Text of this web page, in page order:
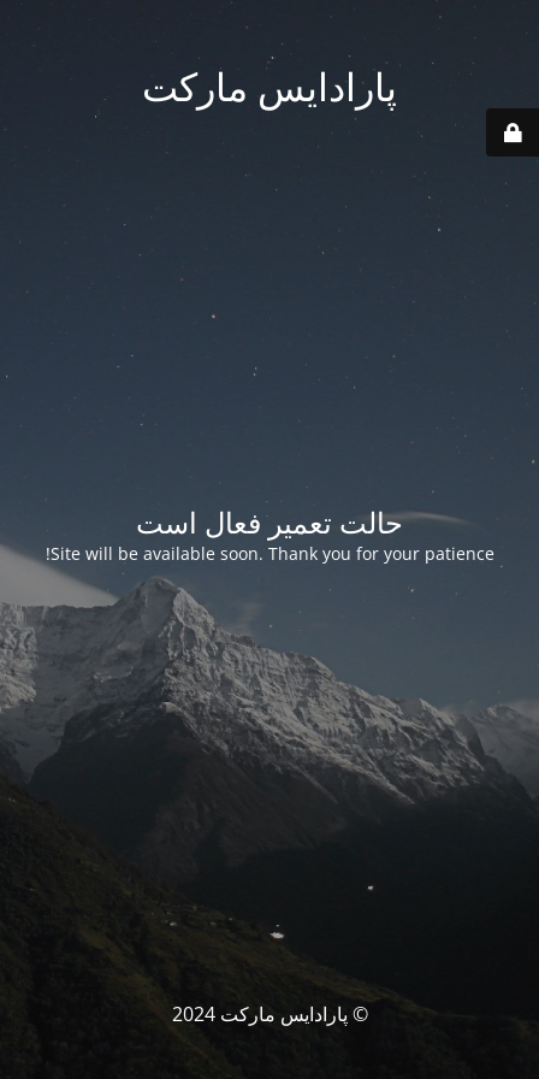
پارادایس مارکت
حالت تعمیر فعال است
Site will be available soon. Thank you for your patience!
© پارادایس مارکت 2024